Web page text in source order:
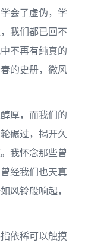
会了虚伪，学
我们都已回不
不再有纯真的
的史册，微风
厚，而我们的
碾过，揭开久
我怀念那些曾
经我们也天真
风铃般响起，
依稀可以触摸